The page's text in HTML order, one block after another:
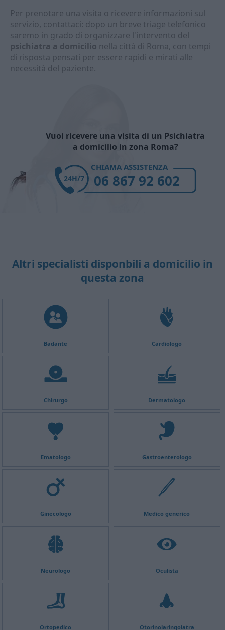
Per prenotare una visita o ricevere informazioni sul
servizio, contattaci: dopo un breve triage telefonico
saremo in grado di organizzare l'intervento del
psichiatra a domicilio nella città di Roma, con tempi
di risposta pensati per essere rapidi e mirati alle
necessità del paziente.
Vuoi ricevere una visita di un Psichiatra
a domicilio in zona Roma?
CHIAMA ASSISTENZA
06 867 92 602
24H/7
Altri specialisti disponbili a domicilio in
questa zona
Badante Cardiologo
Chirurgo Dermatologo
Ematologo Gastroenterologo
Ginecologo Medico generico
Neurologo Oculista
Ortopedico Otorinolaringoiatra